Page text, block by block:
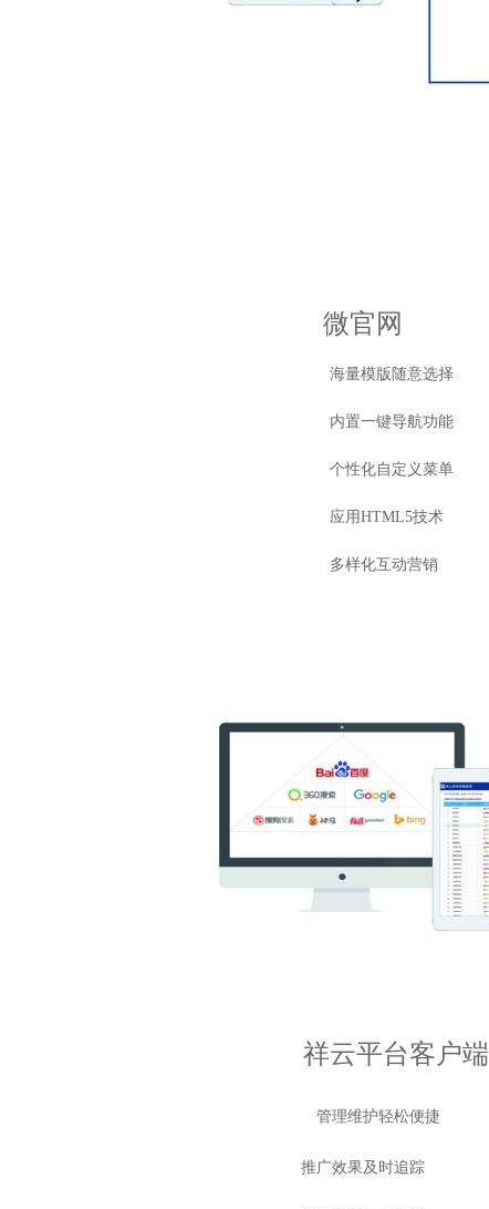
微官网
海量模版随意选择
内置一键导航功能
个性化自定义菜单
应用HTML5技术
多样化互动营销
祥云平台客户端
管理维护轻松便捷
推广效果及时追踪